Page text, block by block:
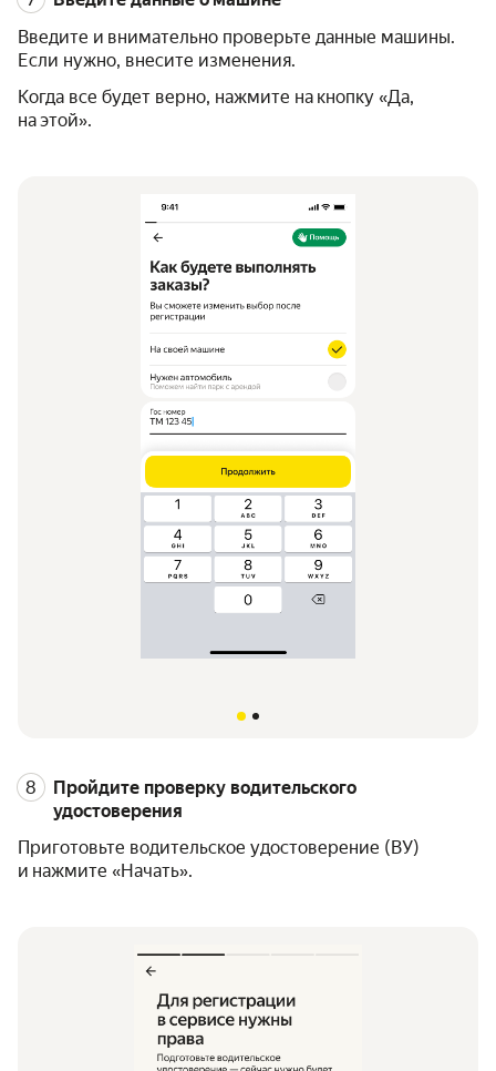
Введите и внимательно проверьте данные машины.
Если нужно, внесите изменения.
Когда все будет верно, нажмите на кнопку «Да,
на этой».
Пройдите проверку водительского
удостоверения
Приготовьте водительское удостоверение (ВУ)
и нажмите «Начать».